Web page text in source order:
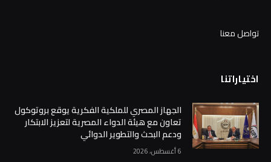
تواصل معنا
اختياراتنا
الجهاز المصري للملكية الفكرية يوقع بروتوكول
تعاون مع هيئة الدواء المصرية لتعزيز الابتكار
ودعم البحث والتطوير الدوائي
6 أغسطس، 2026